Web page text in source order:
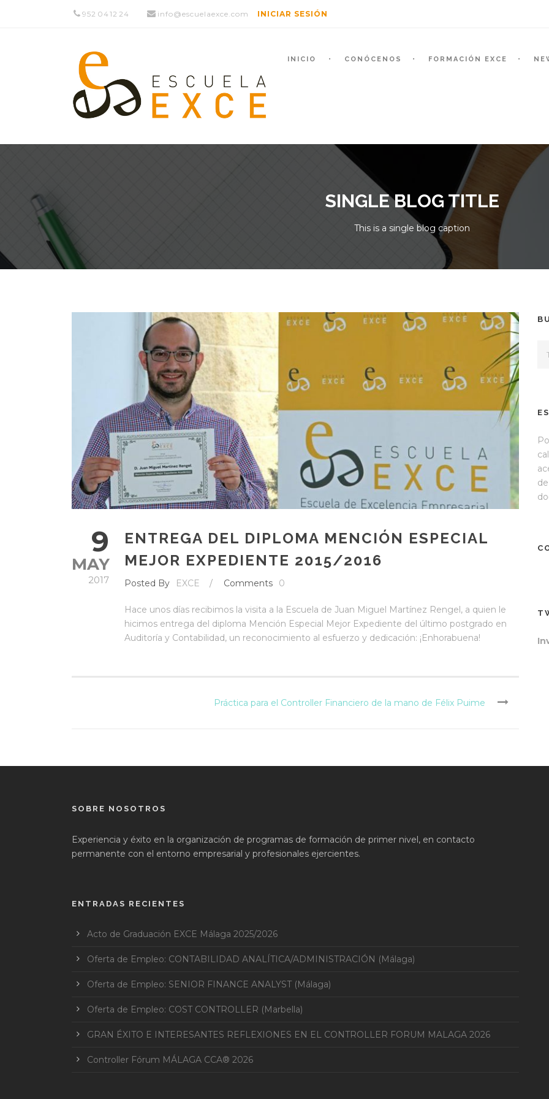
952 04 12 24 info@escuelaexce.com INICIAR SESIÓN
INICIO CONÓCENOS FORMACIÓN EXCE
SINGLE BLOG TITLE
This is a single blog caption
9
MAY
2017
ENTREGA DEL DIPLOMA MENCIÓN ESPECIAL
MEJOR EXPEDIENTE 2015/2016
Posted By EXCE / Comments 0
Hace unos días recibimos la visita a la Escuela de Juan Miguel Martínez Rengel, a quien le
hicimos entrega del diploma Mención Especial Mejor Expediente del último postgrado en
Auditoría y Contabilidad, un reconocimiento al esfuerzo y dedicación: ¡Enhorabuena!
Práctica para el Controller Financiero de la mano de Félix Puime
SOBRE NOSOTROS
Experiencia y éxito en la organización de programas de formación de primer nivel, en contacto
permanente con el entorno empresarial y profesionales ejercientes.
ENTRADAS RECIENTES
Acto de Graduación EXCE Málaga 2025/2026
Oferta de Empleo: CONTABILIDAD ANALÍTICA/ADMINISTRACIÓN (Málaga)
Oferta de Empleo: SENIOR FINANCE ANALYST (Málaga)
Oferta de Empleo: COST CONTROLLER (Marbella)
GRAN ÉXITO E INTERESANTES REFLEXIONES EN EL CONTROLLER FORUM MALAGA 2026
Controller Fórum MÁLAGA CCA® 2026